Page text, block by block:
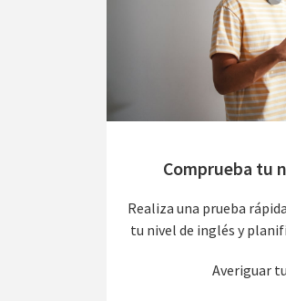
Comprueba tu
Realiza una prueba
tu nivel de inglés y
Averiguar